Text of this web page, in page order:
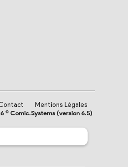
Mentions Légales
© Comic.Systems (version 6.5)